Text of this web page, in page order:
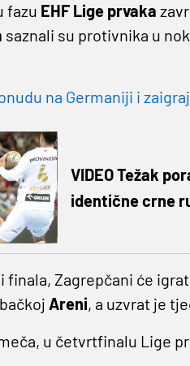
fazu EHF Lige prvaka
saznali su protivnika u
na Germaniji i
VIDEO Težak
identične crne
finala, Zagrepčani će
Areni, a uzvrat je
u četvrtfinalu Lige